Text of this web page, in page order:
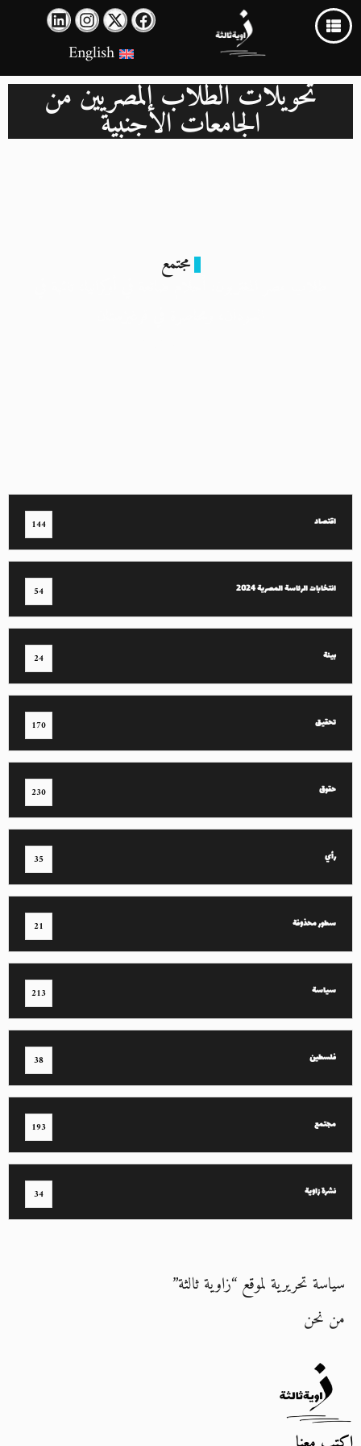
English
تحويلات الطلاب المصريين من
الجامعات الأجنبية
مجتمع
اقتصاد 144
انتخابات الرئاسة المصرية 2024 54
بيئة 24
تحقيق 170
حقوق 230
رأي 35
سطور محذوفة 21
سياسة 213
فلسطين 38
مجتمع 193
نشرة زاوية 34
سياسة تحريرية لموقع “زاوية ثالثة”
من نحن